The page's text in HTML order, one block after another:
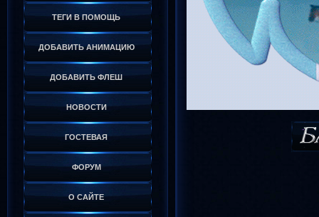
ТЕГИ В ПОМОЩЬ
ДОБАВИТЬ АНИМАЦИЮ
ДОБАВИТЬ ФЛЕШ
НОВОСТИ
ГОСТЕВАЯ
ФОРУМ
О САЙТЕ